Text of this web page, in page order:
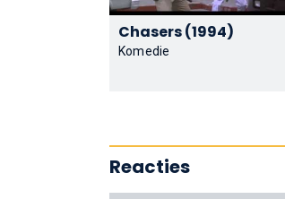
Chasers (1994)
Komedie
Reacties